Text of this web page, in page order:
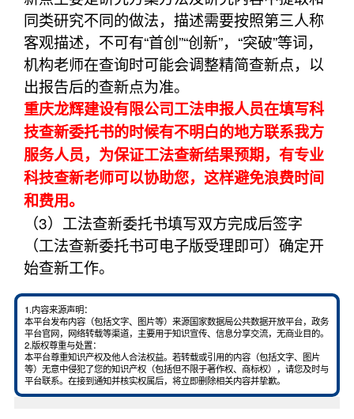
同类研究不同的做法，描述需要按照第三人称
客观描述，不可有“首创”“创新”，“突破”等词，
机构老师在查询时可能会调整精简查新点，以
出报告后的查新点为准。
重庆龙辉建设有限公司工法申报人员在填写科
技查新委托书的时候有不明白的地方联系我方
服务人员，为保证工法查新结果预期，有专业
科技查新老师可以协助您，这样避免浪费时间
和费用。
（3）工法查新委托书填写双方完成后签字
（工法查新委托书可电子版受理即可）确定开
始查新工作。
1.内容来源声明：
本平台发布内容（包括文字、图片等）来源国家数据局公共数据开放平台，政务
平台官网，网络转载等渠道，主要用于知识宣传、信息分享交流，无商业目的。
2.版权尊重与处置：
本平台尊重知识产权及他人合法权益。若转载或引用的内容（包括文字、图片
等）无意中侵犯了您的知识产权（包括但不限于著作权、商标权），请您及时与
平台联系。在接到通知并核实权属后，将立即删除相关内容并挚歉。